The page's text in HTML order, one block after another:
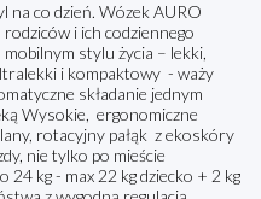
co dzień. Wózek AURO
i ich codziennego
stylu życia – lekki,
i kompaktowy - waży
składanie jednym
Wysokie, ergonomiczne
rotacyjny pałąk z ekoskóry
nie tylko po mieście
24 kg - max 22 kg dziecko + 2 kg